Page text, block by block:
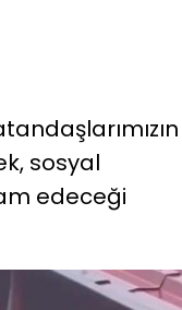
sosyal
edeceği